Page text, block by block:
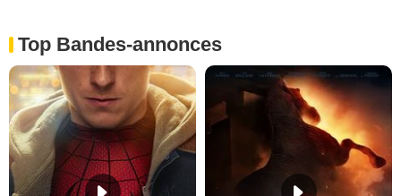
Top Bandes-annonces